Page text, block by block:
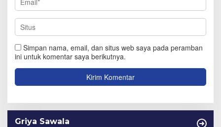
Simpan nama, email, dan situs web saya pada peramban
ini untuk komentar saya berikutnya.
Griya Sawala